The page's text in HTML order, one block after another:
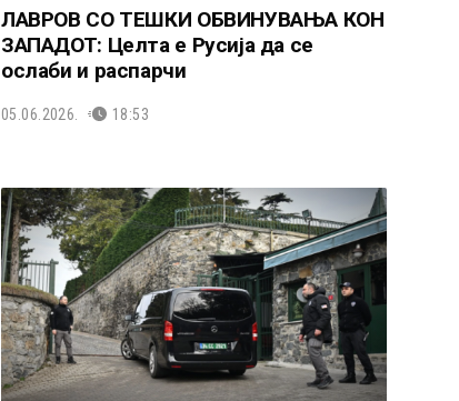
ЛАВРОВ СО ТЕШКИ ОБВИНУВАЊА КОН
ЗАПАДОТ: Целта е Русија да се
ослаби и распарчи
05.06.2026. 18:53